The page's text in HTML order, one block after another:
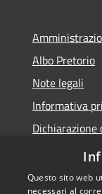
Albo Pretorio
Note legali
Informativa
Dichiarazione
Obiettivi di
Questo sito web
necessari al